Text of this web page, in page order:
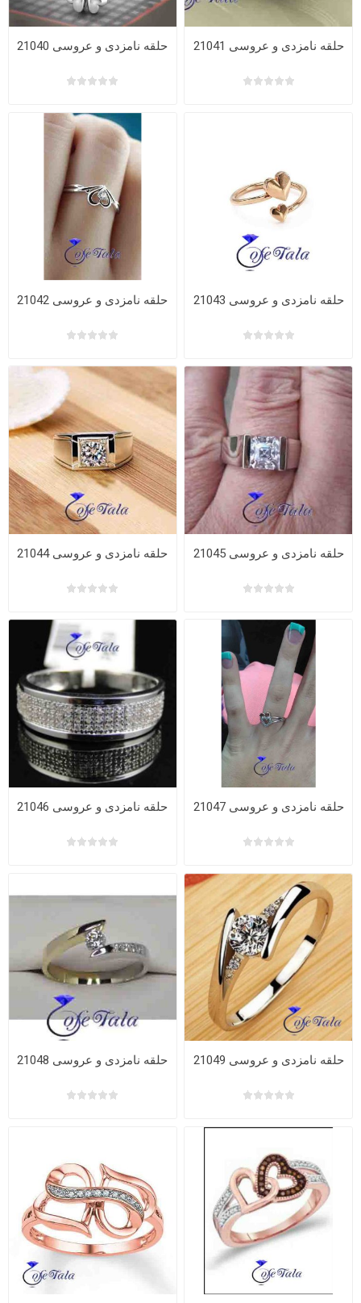
حلقه نامزدی و عروسی 21040 حلقه نامزدی و عروسی 21041
حلقه نامزدی و عروسی 21042 حلقه نامزدی و عروسی 21043
حلقه نامزدی و عروسی 21044 حلقه نامزدی و عروسی 21045
حلقه نامزدی و عروسی 21046 حلقه نامزدی و عروسی 21047
حلقه نامزدی و عروسی 21048 حلقه نامزدی و عروسی 21049